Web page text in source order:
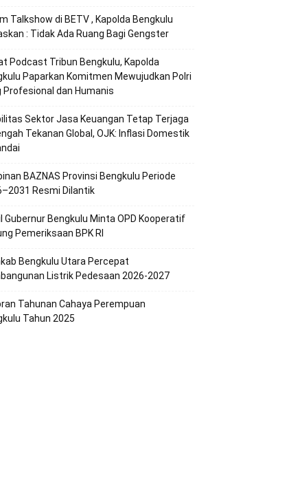
Talkshow di BETV , Kapolda Bengkulu
: Tidak Ada Ruang Bagi Gengster
Podcast Tribun Bengkulu, Kapolda
Paparkan Komitmen Mewujudkan Polri
Profesional dan Humanis
Sektor Jasa Keuangan Tetap Terjaga
Tekanan Global, OJK: Inflasi Domestik
BAZNAS Provinsi Bengkulu Periode
Resmi Dilantik
Gubernur Bengkulu Minta OPD Kooperatif
Pemeriksaan BPK RI
Bengkulu Utara Percepat
Listrik Pedesaan 2026-2027
Tahunan Cahaya Perempuan
Tahun 2025